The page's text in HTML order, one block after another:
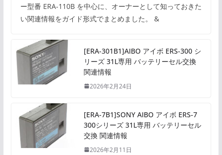
ー型番 ERA-110B を中心に、オーナーとして知っておきた
い関連情報をガイド形式でまとめました。 &
[ERA-301B1]AIBO アイボ ERS-300 シ
リーズ 31L専用 バッテリーセル交換
関連情報
2026年2月24日
[ERA-7B1]SONY AIBO アイボ ERS-7
300シリーズ 31L専用 バッテリーセル
交換 関連情報
2026年2月11日